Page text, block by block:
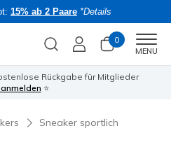
15% ab 2 Paare *Details
0
MENU
Rückgabe für Mitglieder
anmelden ⭐
Sneaker sportlich